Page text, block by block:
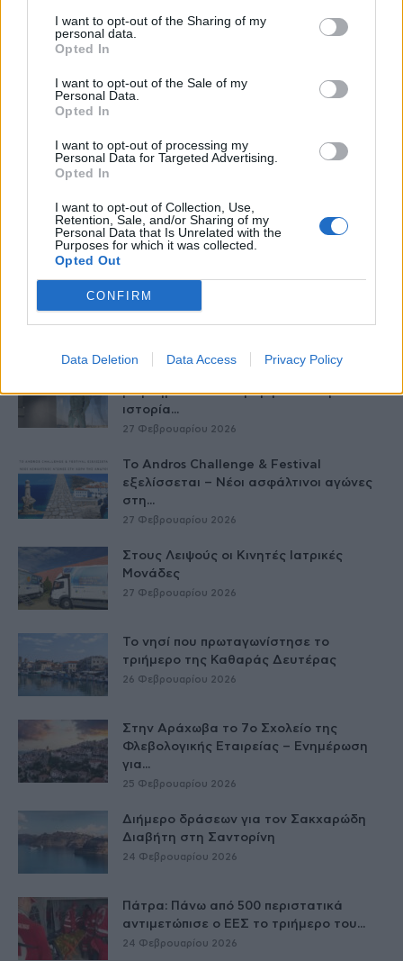
I want to opt-out of the Sharing of my
personal data.
Opted In
I want to opt-out of the Sale of my
Personal Data.
Opted In
I want to opt-out of processing my
Personal Data for Targeted Advertising.
Opted In
I want to opt-out of Collection, Use,
Retention, Sale, and/or Sharing of my
Personal Data that Is Unrelated with the
Purposes for which it was collected.
Opted Out
CONFIRM
Data Deletion Data Access Privacy Policy
με μνημεία που διαμόρφωσαν την
ιστορία...
27 Φεβρουαρίου 2026
Το Andros Challenge & Festival
εξελίσσεται – Νέοι ασφάλτινοι αγώνες
στη...
27 Φεβρουαρίου 2026
Στους Λειψούς οι Κινητές Ιατρικές
Μονάδες
27 Φεβρουαρίου 2026
Το νησί που πρωταγωνίστησε το
τριήμερο της Καθαράς Δευτέρας
26 Φεβρουαρίου 2026
Στην Αράχωβα το 7ο Σχολείο της
Φλεβολογικής Εταιρείας – Ενημέρωση
για...
25 Φεβρουαρίου 2026
Διήμερο δράσεων για τον Σακχαρώδη
Διαβήτη στη Σαντορίνη
24 Φεβρουαρίου 2026
Πάτρα: Πάνω από 500 περιστατικά
αντιμετώπισε ο ΕΕΣ το τριήμερο του...
24 Φεβρουαρίου 2026